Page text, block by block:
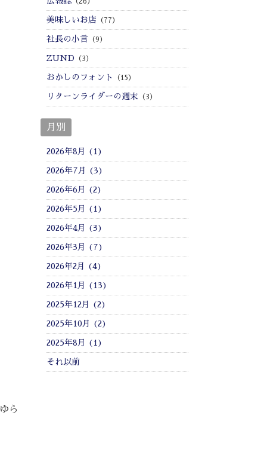
ら
美味しいお店 （77）
社長の小言（9）
ZUND （3）
おかしのフォント （15）
リターンライダーの週末 （3）
月別
2026年8月 (1)
2026年7月 (3)
2026年6月 (2)
2026年5月 (1)
2026年4月 (3)
2026年3月 (7)
2026年2月 (4)
2026年1月 (13)
2025年12月 (2)
2025年10月 (2)
2025年8月 (1)
それ以前